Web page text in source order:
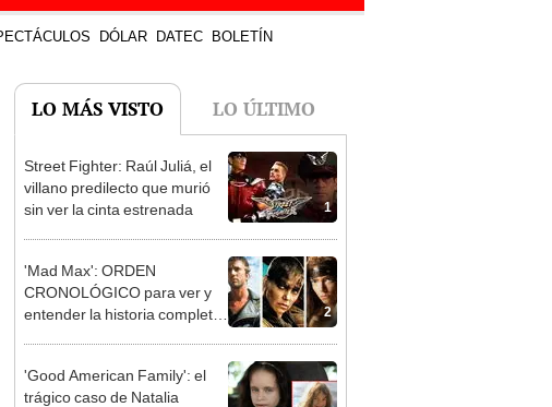
DÓLAR DATEC BOLETÍN
LO MÁS VISTO LO ÚLTIMO
1
Street Fighter: Raúl Juliá, el
villano predilecto que murió
sin ver la cinta estrenada
2
'Mad Max': ORDEN
CRONOLÓGICO para ver y
entender la historia completa,
'Good American Family': el
trágico caso de Natalia